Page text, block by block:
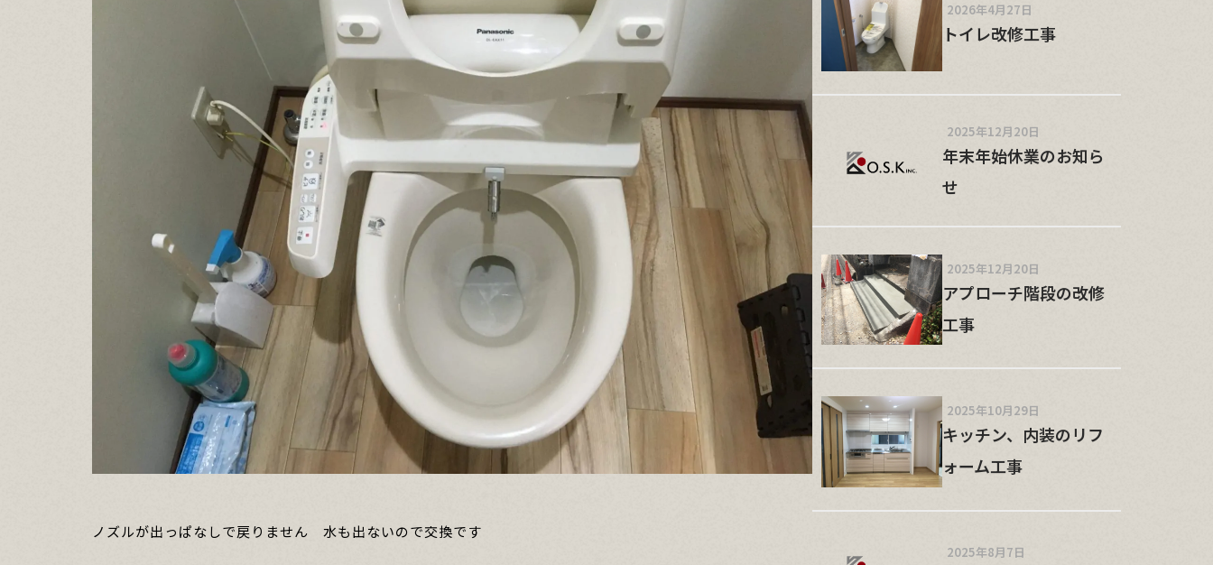
ノズルが出っぱなしで戻りません 水も出ないので交換です
2026年4月27日
トイレ改修工事
2025年12月20日
年末年始休業のお知ら
せ
2025年12月20日
アプローチ階段の改修
工事
2025年10月29日
キッチン、内装のリフ
ォーム工事
2025年8月7日